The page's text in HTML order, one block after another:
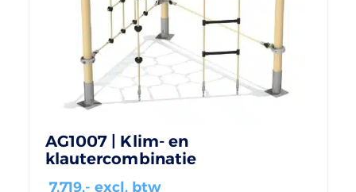
AG1007 | Klim- en
klautercombinatie
7.719,- excl. btw